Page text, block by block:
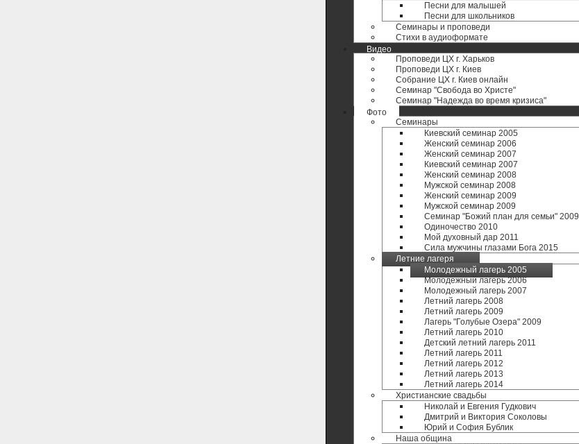
Песни для малышей
Песни для школьников
Семинары и проповеди
Стихи в аудиоформате
Видео
Проповеди ЦХ г. Харьков
Проповеди ЦХ г. Киев
Собрание ЦХ г. Киев онлайн
Семинар "Свобода во Христе"
Семинар "Надежда во время кризиса"
Фото
Семинары
Киевский семинар 2005
Женский семинар 2006
Женский семинар 2007
Киевский семинар 2007
Женский семинар 2008
Мужской семинар 2008
Женский семинар 2009
Мужской семинар 2009
Семинар "Божий план для семьи" 2009
Одиночество 2010
Мой духовный дар 2011
Сила мужчины глазами Бога 2015
Летние лагеря
Молодежный лагерь 2005
Молодежный лагерь 2006
Молодежный лагерь 2007
Летний лагерь 2008
Летний лагерь 2009
Лагерь "Голубые Озера" 2009
Летний лагерь 2010
Детский летний лагерь 2011
Летний лагерь 2011
Летний лагерь 2012
Летний лагерь 2013
Летний лагерь 2014
Христианские свадьбы
Николай и Евгения Гудкович
Дмитрий и Виктория Соколовы
Юрий и София Бублик
Наша община